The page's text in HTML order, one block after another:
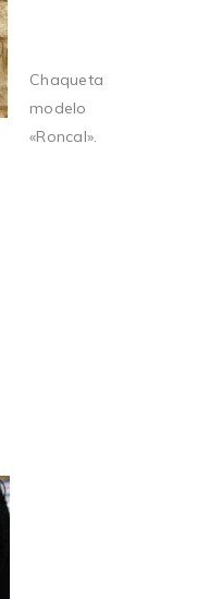
Chaqueta
modelo
«Roncal».